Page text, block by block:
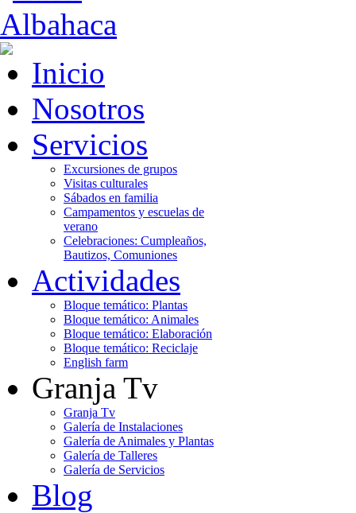
Inicio
Nosotros
Servicios
Excursiones de grupos
Visitas culturales
Sábados en familia
Campamentos y escuelas de
verano
Celebraciones: Cumpleaños,
Bautizos, Comuniones
Actividades
Bloque temático: Plantas
Bloque temático: Animales
Bloque temático: Elaboración
Bloque temático: Reciclaje
English farm
Granja Tv
Granja Tv
Galería de Instalaciones
Galería de Animales y Plantas
Galería de Talleres
Galería de Servicios
Blog